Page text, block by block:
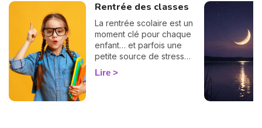
Rentrée des classes
La rentrée scolaire est un
moment clé pour chaque
enfant… et parfois une
petite source de stress
pour les parents ! Bonne
nouvelle : l'astrologie peut
Lire